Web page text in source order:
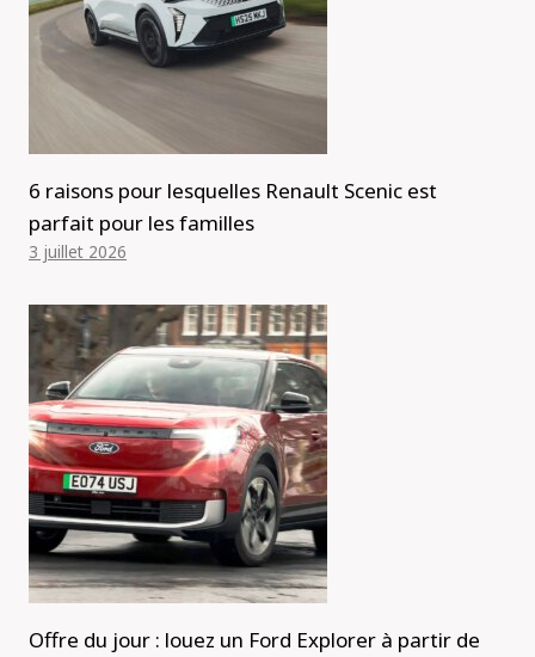
6 raisons pour lesquelles Renault Scenic est
parfait pour les familles
3 juillet 2026
Offre du jour : louez un Ford Explorer à partir de